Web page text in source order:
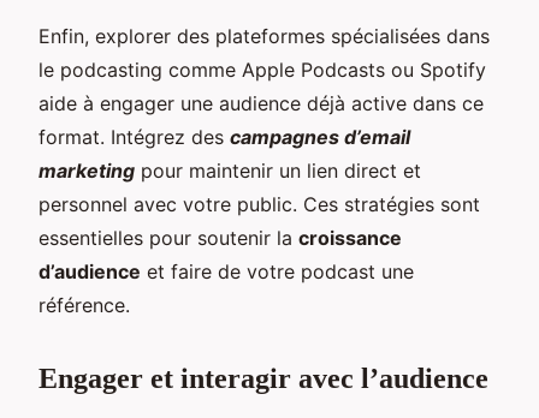
Enfin, explorer des plateformes spécialisées dans
le podcasting comme Apple Podcasts ou Spotify
aide à engager une audience déjà active dans ce
format. Intégrez des campagnes d’email
marketing pour maintenir un lien direct et
personnel avec votre public. Ces stratégies sont
essentielles pour soutenir la croissance
d’audience et faire de votre podcast une
référence.
Engager et interagir avec l’audience